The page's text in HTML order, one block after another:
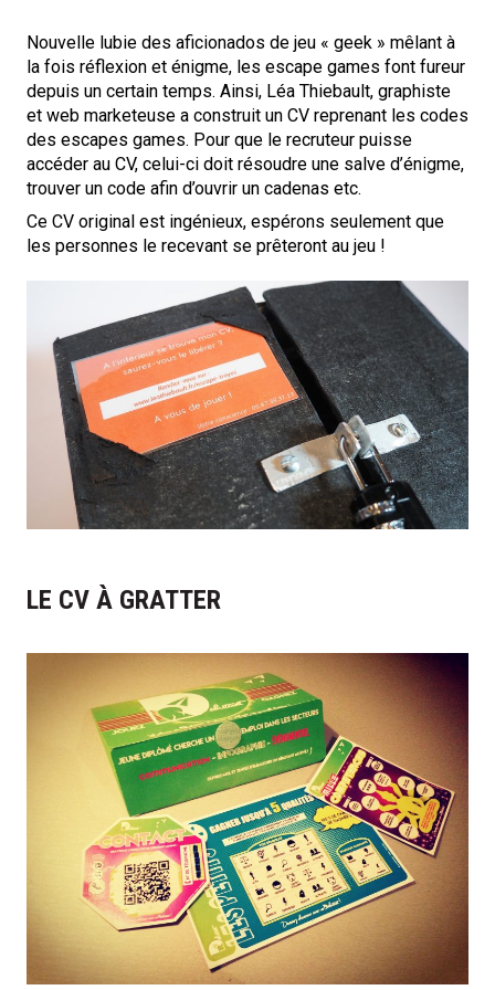
Nouvelle lubie des aficionados de jeu « geek » mêlant à
la fois réflexion et énigme, les escape games font fureur
depuis un certain temps. Ainsi, Léa Thiebault, graphiste
et web marketeuse a construit un CV reprenant les codes
des escapes games. Pour que le recruteur puisse
accéder au CV, celui-ci doit résoudre une salve d’énigme,
trouver un code afin d’ouvrir un cadenas etc.
Ce CV original est ingénieux, espérons seulement que
les personnes le recevant se prêteront au jeu !
LE CV À GRATTER